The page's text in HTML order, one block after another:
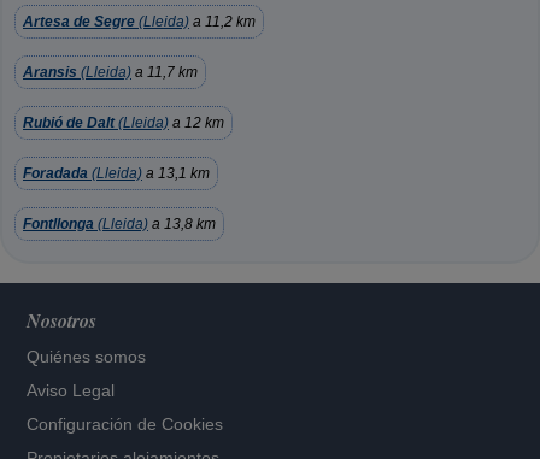
Artesa de Segre (Lleida) a 11,2 km
Aransis (Lleida) a 11,7 km
Rubió de Dalt(Lleida) a 12 km
Foradada (Lleida) a 13,1 km
Fontllonga (Lleida) a 13,8 km
Nosotros
Quiénes somos
Aviso Legal
Configuración de Cookies